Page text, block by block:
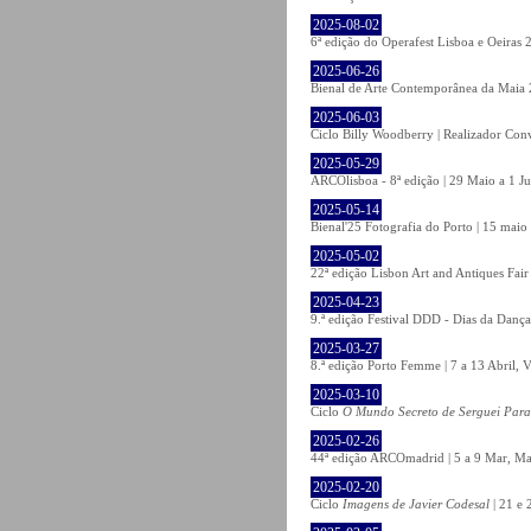
2025-08-02
6ª edição do Operafest Lisboa e
2025-06-26
Bienal de Arte Contemporânea da
2025-06-03
Ciclo Billy Woodberry | Realizador
2025-05-29
ARCOlisboa - 8ª edição | 29 Maio a 1
2025-05-14
Bienal'25 Fotografia do Porto | 15
2025-05-02
22ª edição Lisbon Art and Antiques
2025-04-23
9.ª edição Festival DDD - Dias da
2025-03-27
8.ª edição Porto Femme | 7 a 13 Abril,
2025-03-10
Ciclo O Mundo Secreto de Serguei
2025-02-26
44ª edição ARCOmadrid | 5 a 9 Mar,
2025-02-20
Ciclo Imagens de Javier Codesal | 21 e